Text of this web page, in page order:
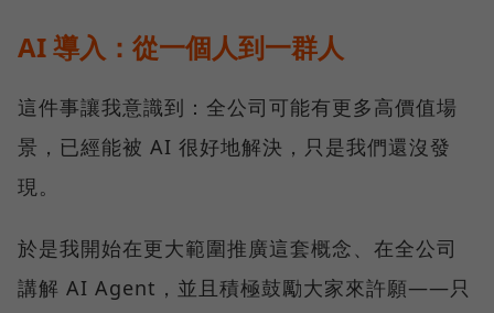
AI 導入：從一個人到一群人
這件事讓我意識到：全公司可能有更多高價值場
景，已經能被 AI 很好地解決，只是我們還沒發
現。
於是我開始在更大範圍推廣這套概念、在全公司
講解 AI Agent，並且積極鼓勵大家來許願——只